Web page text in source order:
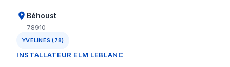
Béhoust
78910
YVELINES (78)
INSTALLATEUR ELM LEBLANC